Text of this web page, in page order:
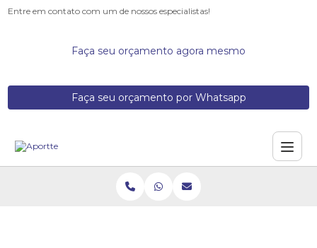
Entre em contato com um de nossos especialistas!
Faça seu orçamento agora mesmo
Faça seu orçamento por Whatsapp